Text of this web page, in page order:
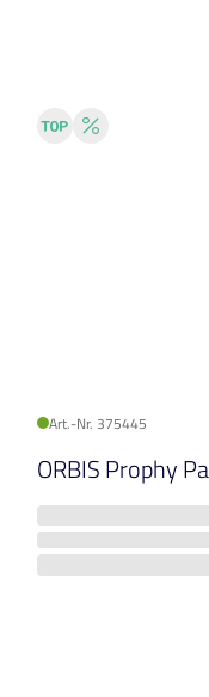
Art.-Nr. 375445
ORBIS Prophy